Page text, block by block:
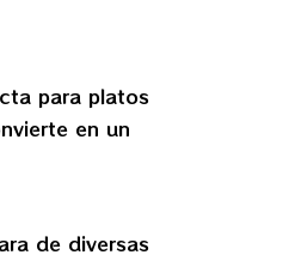
para platos
en un
de diversas